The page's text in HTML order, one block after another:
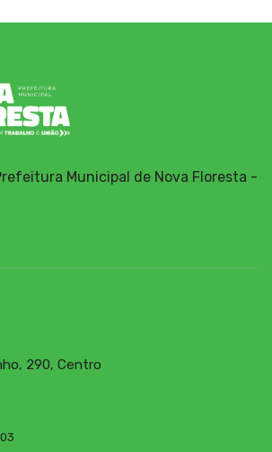
Municipal de Nova Floresta -
290, Centro